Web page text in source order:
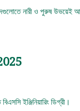
নারী ও পুরুষ উভয়েই
ইঞ্জিনিয়ারিং ডিগ্রী।